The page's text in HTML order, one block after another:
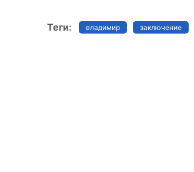
Теги: владимир заключение